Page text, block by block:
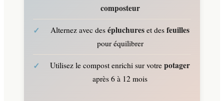
composteur
Alternez avec des épluchures et des feuilles
pour équilibrer
Utilisez le compost enrichi sur votre potager
après 6 à 12 mois